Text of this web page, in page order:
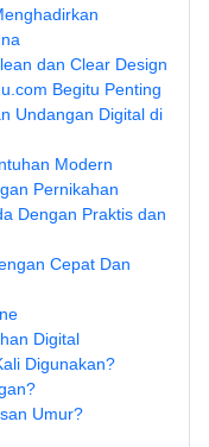
dan Clear Design
Begitu Penting
Undangan Digital di
Modern
Pernikahan
Dengan Praktis dan
Cepat Dan
Digital
Digunakan?
Umur?